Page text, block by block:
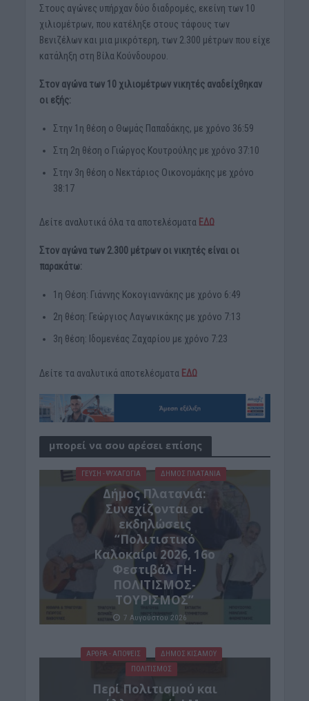
Στους αγώνες υπήρχαν δύο διαδρομές, εκείνη των 10
χιλιομέτρων, που κατέληξε στους τάφους των
Βενιζέλων και μια μικρότερη, των 2.300 μέτρων που είχε
κατάληξη στη Βίλα Κούνδουρου.
Στον αγώνα των 10 χιλιομέτρων νικητές αναδείχθηκαν
οι εξής:
Στην 1η θέση ο Θωμάς Παπαδάκης, με χρόνο 36:59
Στη 2η θέση ο Γιώργος Κουτρούλης με χρόνο 37:10
Στην 3η θέση ο Νεκτάριος Οικονομάκης με χρόνο
38:17
Δείτε αναλυτικά όλα τα αποτελέσματα ΕΔΩ
Στον αγώνα των 2.300 μέτρων οι νικητές είναι οι
παρακάτω:
1η Θέση: Γιάννης Κοκογιαννάκης με χρόνο 6:49
2η θέση: Γεώργιος Λαγωνικάκης με χρόνο 7:13
3η θέση: Ιδομενέας Ζαχαρίου με χρόνο 7:23
Δείτε τα αναλυτικά αποτελέσματα ΕΔΩ
μπορεί να σου αρέσει επίσης
ΓΕΎΣΗ - ΨΥΧΑΓΩΓΊΑ ΔΉΜΟΣ ΠΛΑΤΑΝΙΆ
Δήμος Πλατανιά:
Συνεχίζονται οι
εκδηλώσεις
“Πολιτιστικό
Καλοκαίρι 2026, 16ο
Φεστιβάλ ΓΗ-
ΠΟΛΙΤΙΣΜΟΣ-
ΤΟΥΡΙΣΜΟΣ”
7 Αυγούστου 2026
ΑΡΘΡΑ - ΑΠΟΨΕΙΣ
ΔΉΜΟΣ ΚΙΣΆΜΟΥ
ΠΟΛΙΤΙΣΜΟΣ
Περί Πολιτισμού και